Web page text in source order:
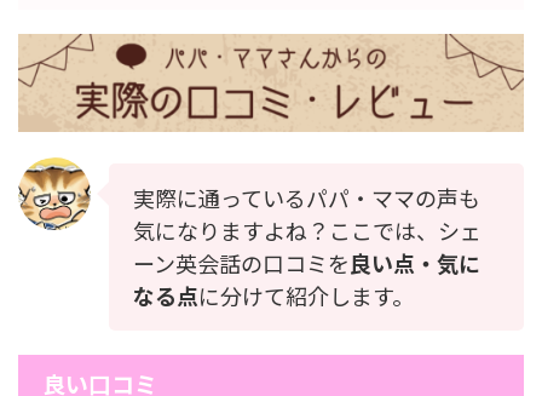
実際に通っているパパ・ママの声も
気になりますよね？ここでは、シェ
ーン英会話の口コミを良い点・気に
なる点に分けて紹介します。
良い口コミ